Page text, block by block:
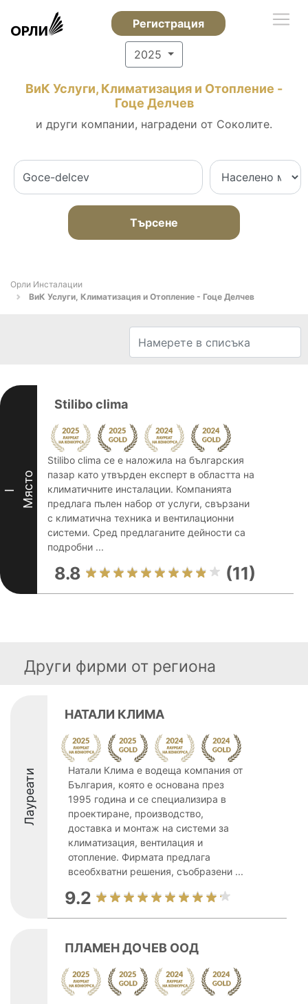
Регистрация
2025
ВиК Услуги, Климатизация и Отопление -
Гоце Делчев
и други компании, наградени от Соколите.
Търсене
Орли Инсталации
ВиК Услуги, Климатизация и Отопление - Гоце Делчев
I Място
Stilibo clima
Stilibo clima се е наложила на българския
пазар като утвърден експерт в областта на
климатичните инсталации. Компанията
предлага пълен набор от услуги, свързани
с климатична техника и вентилационни
системи. Сред предлаганите дейности са
подробни ...
8.8 (11)
Други фирми от региона
Лауреати
НАТАЛИ КЛИМА
Натали Клима е водеща компания от
България, която е основана през
1995 година и се специализира в
проектиране, производство,
доставка и монтаж на системи за
климатизация, вентилация и
отопление. Фирмата предлага
всеобхватни решения, съобразени ...
9.2
ПЛАМЕН ДОЧЕВ ООД